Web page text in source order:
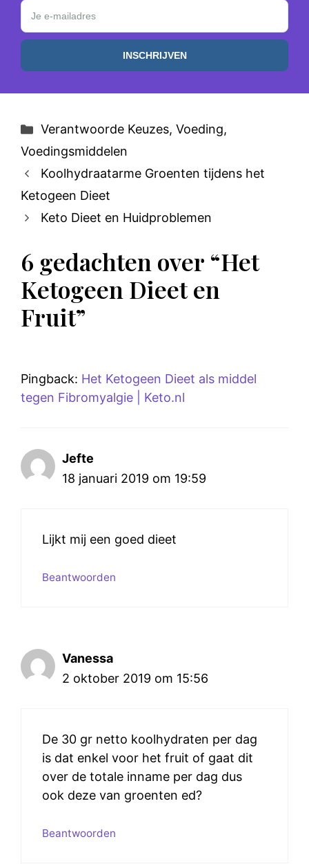
Je e-mailadres
Categorieën
Verantwoorde Keuzes, Voeding,
Voedingsmiddelen
Koolhydraatarme Groenten tijdens het
Ketogeen Dieet
Keto Dieet en Huidproblemen
6 gedachten over “Het
Ketogeen Dieet en
Fruit”
Pingback: Het Ketogeen Dieet als middel
tegen Fibromyalgie | Keto.nl
Jefte
18 januari 2019 om 19:59
Lijkt mij een goed dieet
Beantwoorden
Vanessa
2 oktober 2019 om 15:56
De 30 gr netto koolhydraten per dag
is dat enkel voor het fruit of gaat dit
over de totale inname per dag dus
ook deze van groenten ed?
Beantwoorden